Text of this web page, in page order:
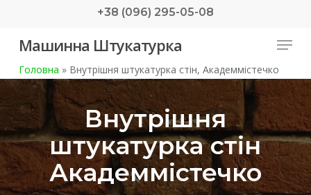
main
+38 (096) 295-05-08
Машинна Штукатурка Menu
Головна »Внутрішня штукатурка стін, Академмістечко
Внутрішня
штукатурка стін
Академмістечко